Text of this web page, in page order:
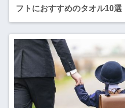
フトにおすすめのタオル10選